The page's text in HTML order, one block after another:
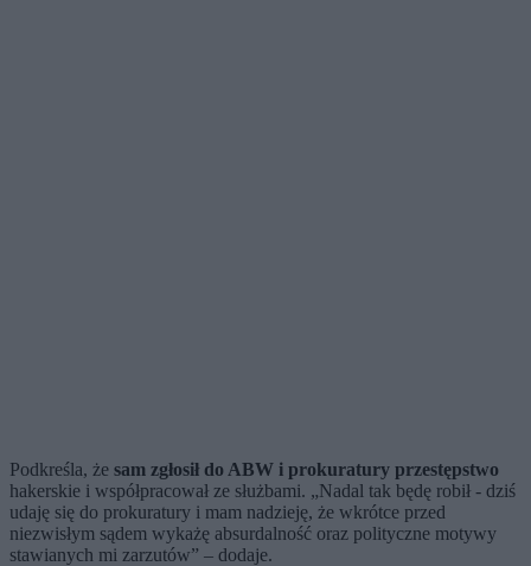
Podkreśla, że sam zgłosił do ABW i prokuratury przestępstwo
hakerskie i współpracował ze służbami. „Nadal tak będę robił - dziś
udaję się do prokuratury i mam nadzieję, że wkrótce przed
niezwisłym sądem wykażę absurdalność oraz polityczne motywy
stawianych mi zarzutów” – dodaje.